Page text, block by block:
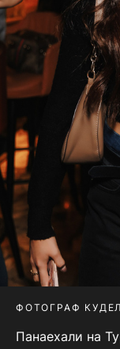
ФОТОГРАФ
Панаехали на